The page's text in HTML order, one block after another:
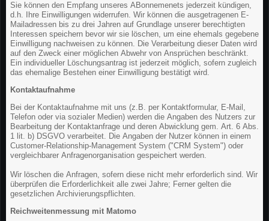
Sie können den Empfang unseres ABonnemenets jederzeit kündigen,
d.h. Ihre Einwilligungen widerrufen. Wir können die ausgetragenen E-
Mailadressen bis zu drei Jahren auf Grundlage unserer berechtigten
Interessen speichern bevor wir sie löschen, um eine ehemals gegebene
Einwilligung nachweisen zu können. Die Verarbeitung dieser Daten wird
auf den Zweck einer möglichen Abwehr von Ansprüchen beschränkt.
Ein individueller Löschungsantrag ist jederzeit möglich, sofern zugleich
das ehemalige Bestehen einer Einwilligung bestätigt wird.
Kontaktaufnahme
Bei der Kontaktaufnahme mit uns (z.B. per Kontaktformular, E-Mail,
Telefon oder via sozialer Medien) werden die Angaben des Nutzers zur
Bearbeitung der Kontaktanfrage und deren Abwicklung gem. Art. 6 Abs.
1 lit. b) DSGVO verarbeitet. Die Angaben der Nutzer können in einem
Customer-Relationship-Management System ("CRM System") oder
vergleichbarer Anfragenorganisation gespeichert werden.
Wir löschen die Anfragen, sofern diese nicht mehr erforderlich sind. Wir
überprüfen die Erforderlichkeit alle zwei Jahre; Ferner gelten die
gesetzlichen Archivierungspflichten.
Reichweitenmessung mit Matomo